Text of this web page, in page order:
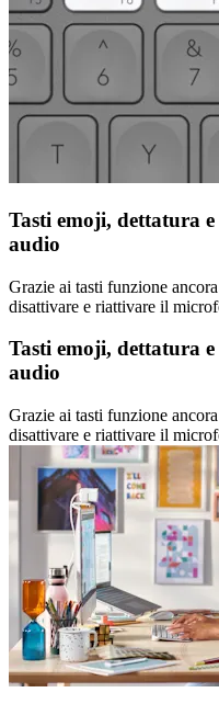
Tasti emoji, dettatura
audio
Grazie ai tasti funzione
disattivare e riattivare il
Tasti emoji, dettatura
audio
Grazie ai tasti funzione
disattivare e riattivare il